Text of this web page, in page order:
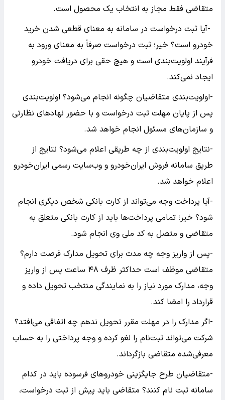
متقاضی فقط مجاز به انتخاب یک محصول است.
-آیا ثبت درخواست در سامانه به معنای قطعی شدن خرید
خودرو است؟ خیر؛ ثبت درخواست صرفاً به معنای ورود به
فرآیند اولویت‌بندی است و هیچ حقی برای دریافت خودرو
ایجاد نمی‌کند.
-اولویت‌بندی متقاضیان چگونه انجام می‌شود؟ اولویت‌بندی
پس از پایان مهلت ثبت درخواست و با حضور نهاد‌های نظارتی
و سازمان‌های مسئول انجام خواهد شد.
-نتایج اولویت‌بندی از چه طریقی اعلام می‌شود؟ نتایج از
طریق سامانه فروش ایران‌خودرو و وب‌سایت رسمی ایران‌خودرو
اعلام خواهد شد.
-آیا پرداخت وجه می‌تواند از کارت بانکی شخص دیگری انجام
شود؟ خیر؛ تمامی پرداخت‌ها باید از کارت بانکی متعلق به
متقاضی و متصل به کد ملی وی انجام شود.
-پس از واریز وجه چه مدت برای تحویل مدارک فرصت دارم؟
متقاضی موظف است حداکثر ظرف ۴۸ ساعت پس از واریز
وجه، مدارک مورد نیاز را به نمایندگی منتخب تحویل داده و
قرارداد را امضا کند.
-اگر مدارک را در مهلت مقرر تحویل ندهم چه اتفاقی می‌افتد؟
شرکت می‌تواند ثبت‌نام را لغو کرده و وجه پرداختی را به حساب
معرفی‌شده متقاضی بازگرداند.
-متقاضیان طرح جایگزینی خودرو‌های فرسوده باید در کدام
سامانه ثبت نام کنند؟ متقاضی باید پیش از ثبت درخواست،